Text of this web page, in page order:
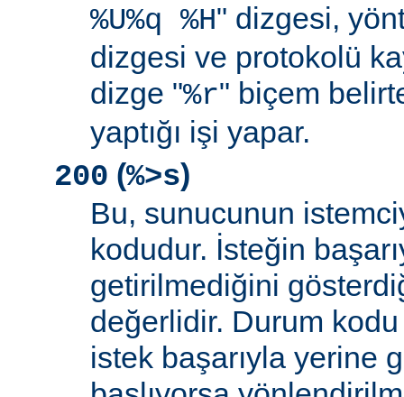
%U%q %H" dizgesi,
dizgesi ve protokolü
dizge "%r" biçem
yaptığı işi yapar.
200 (%>s)
Bu, sunucunun
kodudur. İsteğin
getirilmediğini
değerlidir. Durum
istek başarıyla yerine